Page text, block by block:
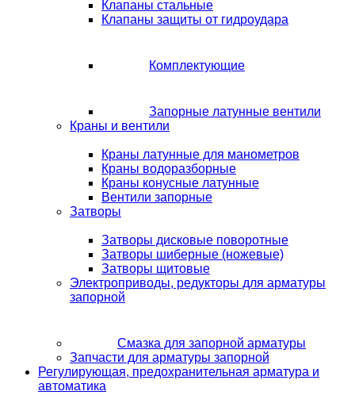
Клапаны стальные
Клапаны защиты от гидроудара
Комплектующие
Запорные латунные вентили
Краны и вентили
Краны латунные для манометров
Краны водоразборные
Краны конусные латунные
Вентили запорные
Затворы
Затворы дисковые поворотные
Затворы шиберные (ножевые)
Затворы щитовые
Электроприводы, редукторы для арматуры
запорной
Смазка для запорной арматуры
Запчасти для арматуры запорной
Регулирующая, предохранительная арматура и
автоматика